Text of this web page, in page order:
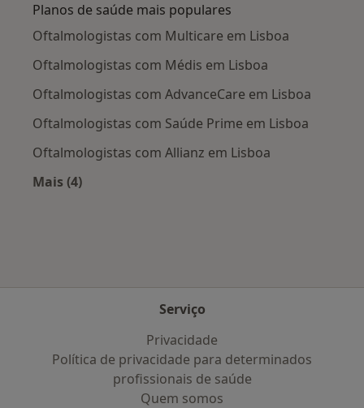
Planos de saúde mais populares
Oftalmologistas com Multicare em Lisboa
Oftalmologistas com Médis em Lisboa
Oftalmologistas com AdvanceCare em Lisboa
Oftalmologistas com Saúde Prime em Lisboa
Oftalmologistas com Allianz em Lisboa
Mais (4)
Serviço
Privacidade
Política de privacidade para determinados
profissionais de saúde
Quem somos